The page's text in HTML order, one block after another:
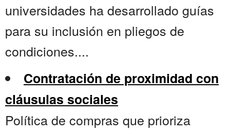
universidades ha desarrollado guías
para su inclusión en pliegos de
condiciones....
Contratación de proximidad con
cláusulas sociales
Política de compras que prioriza